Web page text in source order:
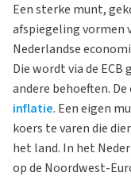
Een sterke munt,
afspiegeling vormen
Nederlandse
Die wordt via de
andere behoeften.
inflatie. Een eigen
koers te varen die
het land. In het
op de Noordwest-